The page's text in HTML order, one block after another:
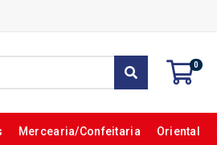
0
Mercearia/Confeitaria Oriental